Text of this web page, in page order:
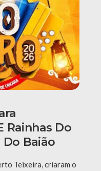
Rainhas Do
Baião
Teixeira, criaram o